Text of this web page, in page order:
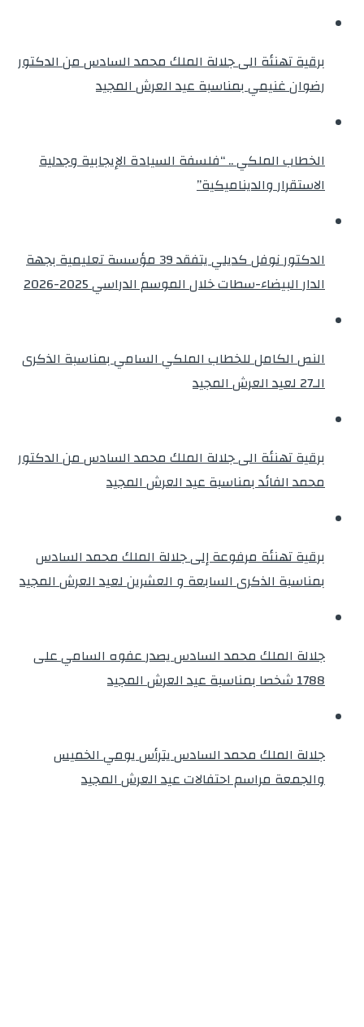
برقية تهنئة الى جلالة الملك محمد السادس من الدكتور
رضوان غنيمي بمناسبة عيد العرش المجيد
الخطاب الملكي .. “فلسفة السيادة الإيجابية وجدلية
الاستقرار والديناميكية”
الدكتور نوفل كديلي يتفقد 39 مؤسسة تعليمية بجهة
الدار البيضاء-سطات خلال الموسم الدراسي 2025-2026
النص الكامل للخطاب الملكي السامي بمناسبة الذكرى
الـ27 لعيد العرش المجيد
برقية تهنئة الى جلالة الملك محمد السادس من الدكتور
محمد الفائد بمناسبة عيد العرش المجيد
برقية تهنئة مرفوعة إلى جلالة الملك محمد السادس
بمناسبة الذكرى السابعة و العشرين لعيد العرش المجيد
جلالة الملك محمد السادس يصدر عفوه السامي على
1788 شخصا بمناسبة عيد العرش المجيد
جلالة الملك محمد السادس يترأس يومي الخميس
والجمعة مراسم احتفالات عيد العرش المجيد